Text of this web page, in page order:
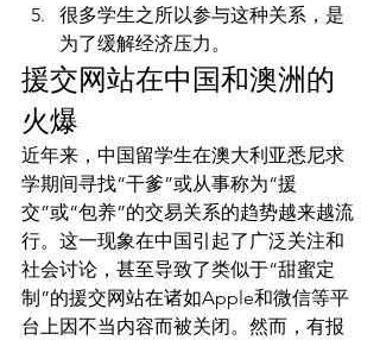
很多学生之所以参与这种关系，是
为了缓解经济压力。
援交网站在中国和澳洲的
火爆
近年来，中国留学生在澳大利亚悉尼求
学期间寻找“干爹”或从事称为“援
交”或“包养”的交易关系的趋势越来越流
行。这一现象在中国引起了广泛关注和
社会讨论，甚至导致了类似于“甜蜜定
制”的援交网站在诸如Apple和微信等平
台上因不当内容而被关闭。然而，有报